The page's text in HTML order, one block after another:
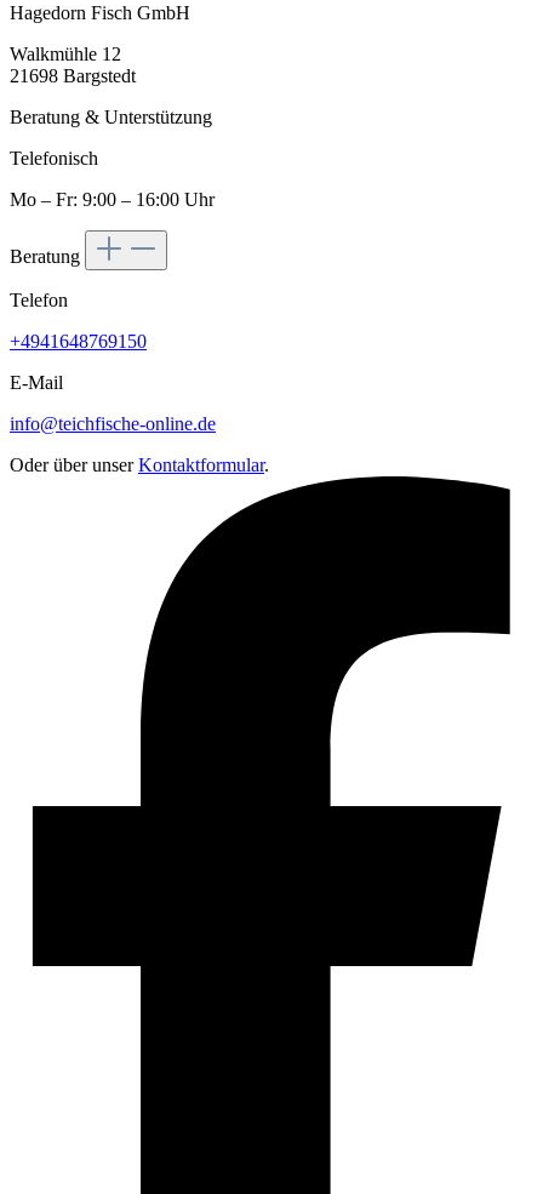
Hagedorn Fisch GmbH
Walkmühle 12
21698 Bargstedt
Beratung & Unterstützung
Telefonisch
Mo – Fr: 9:00 – 16:00 Uhr
Beratung
Telefon
+4941648769150
E-Mail
info@teichfische-online.de
Oder über unserKontaktformular.